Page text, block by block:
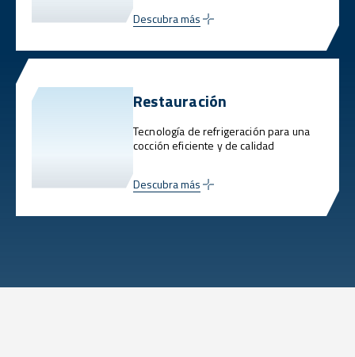
Descubra más
Restauración
Tecnología de refrigeración para una
cocción eficiente y de calidad
Descubra más